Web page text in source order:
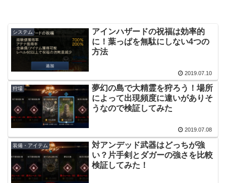
システム
アインハザードの祝福は効率的
に！葉っぱを無駄にしない4つの
方法
2019.07.10
狩場
夢幻の島で大精霊を狩ろう！場所
によって出現頻度に違いがありそ
うなので検証してみた
2019.07.08
装備・アイテム
対アンデッド武器はどっちが強
い？片手剣とダガーの強さを比較
検証してみた！